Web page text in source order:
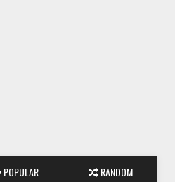
POPULAR RANDOM